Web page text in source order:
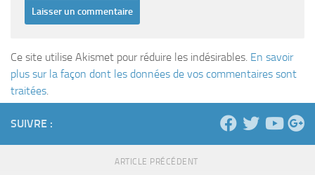
Ce site utilise Akismet pour réduire les indésirables. En savoir
plus sur la façon dont les données de vos commentaires sont
traitées.
SUIVRE :
ARTICLE PRÉCÉDENT